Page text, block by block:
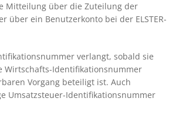
Mitteilung über die Zuteilung der
ein Benutzerkonto bei der ELSTER-
verlangt, sobald sie
Wirtschafts-Identifikationsnummer
Vorgang beteiligt ist. Auch
Umsatzsteuer-Identifikationsnummer